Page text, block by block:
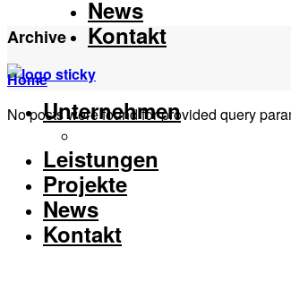
News
Kontakt
Unternehmen
Leistungen
Projekte
News
Kontakt
Archive
Home
No posts were found for provided query